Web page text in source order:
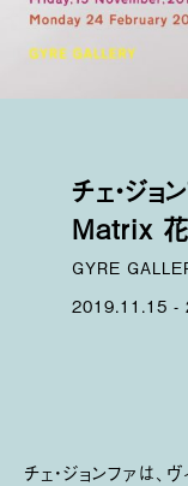
チェ・ジ
Matrix 花
GYRE
2019.11.15 -
チェ・ジョンファは、